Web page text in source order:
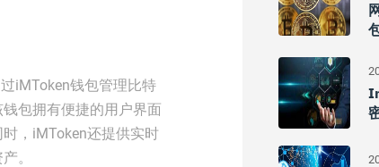
iMToken钱包管理比特
包拥有便捷的用户界面
，iMToken还提供实时
。